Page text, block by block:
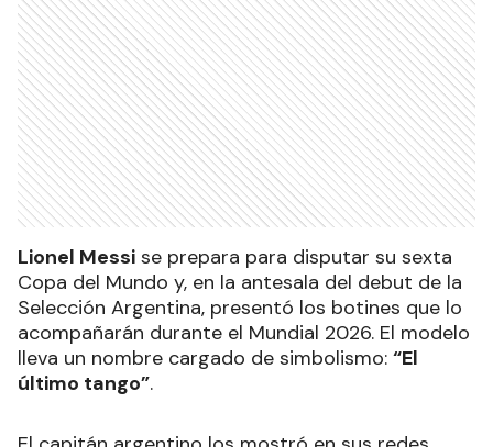
Lionel Messi se prepara para disputar su sexta
Copa del Mundo y, en la antesala del debut de la
Selección Argentina, presentó los botines que lo
acompañarán durante el Mundial 2026. El modelo
lleva un nombre cargado de simbolismo: “El
último tango”.